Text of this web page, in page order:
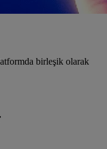
birleşik olarak